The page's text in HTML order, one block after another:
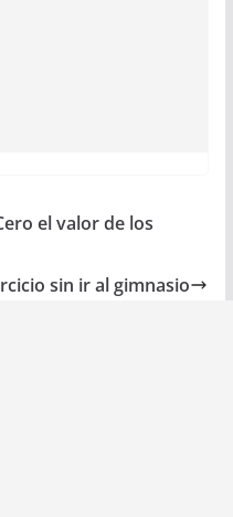
el valor de los
sin ir al gimnasio